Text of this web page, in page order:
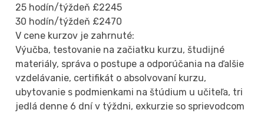
25 hodín/týždeň £2245
30 hodín/týždeň £2470
V cene kurzov je zahrnuté:
Výučba, testovanie na začiatku kurzu, študijné
materiály, správa o postupe a odporúčania na ďalšie
vzdelávanie, certifikát o absolvovaní kurzu,
ubytovanie s podmienkami na štúdium u učiteľa, tri
jedlá denne 6 dní v týždni, exkurzie so sprievodcom